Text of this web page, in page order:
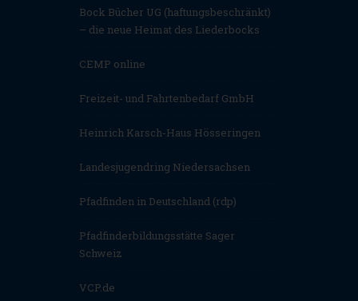
Bock Bücher UG (haftungsbeschränkt)
– die neue Heimat des Liederbocks
CEMP online
Freizeit- und Fahrtenbedarf GmbH
Heinrich Karsch-Haus Hösseringen
Landesjugendring Niedersachsen
Pfadfinden in Deutschland (rdp)
Pfadfinderbildungsstätte Sager
Schweiz
VCP.de